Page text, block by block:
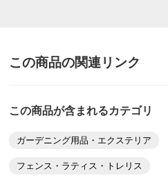
この商品の関連リンク
この商品が含まれるカテゴリ
ガーデニング用品・エクステリア
フェンス・ラティス・トレリス